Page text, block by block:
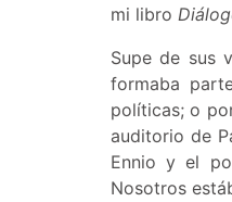
mi libro
Supe de sus
formaba
políticas; o
auditorio de
Ennio y el
Nosotros